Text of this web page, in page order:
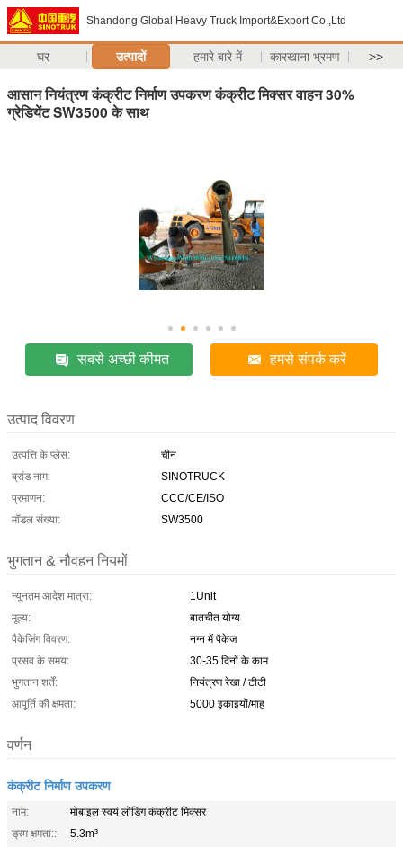
Shandong Global Heavy Truck Import&Export Co.,Ltd
घर उत्पादों हमारे बारे में कारखाना भ्रमण >>
आसान नियंत्रण कंक्रीट निर्माण उपकरण कंक्रीट मिक्सर वाहन 30%
ग्रेडियेंट SW3500 के साथ
सबसे अच्छी कीमत हमसे संपर्क करें
उत्पाद विवरण
उत्पत्ति के प्लेस:
चीन
ब्रांड नाम:
SINOTRUCK
प्रमाणन:
CCC/CE/ISO
मॉडल संख्या:
SW3500
भुगतान & नौवहन नियमों
न्यूनतम आदेश मात्रा:
1Unit
मूल्य:
बातचीत योग्य
पैकेजिंग विवरण:
नग्न में पैकेज
प्रसव के समय:
30-35 दिनों के काम
भुगतान शर्तें:
नियंत्रण रेखा / टीटी
आपूर्ति की क्षमता:
5000 इकाइयों/माह
वर्णन
कंक्रीट निर्माण उपकरण
नाम:
मोबाइल स्वयं लोडिंग कंक्रीट मिक्सर
ड्रम क्षमता::
5.3m³